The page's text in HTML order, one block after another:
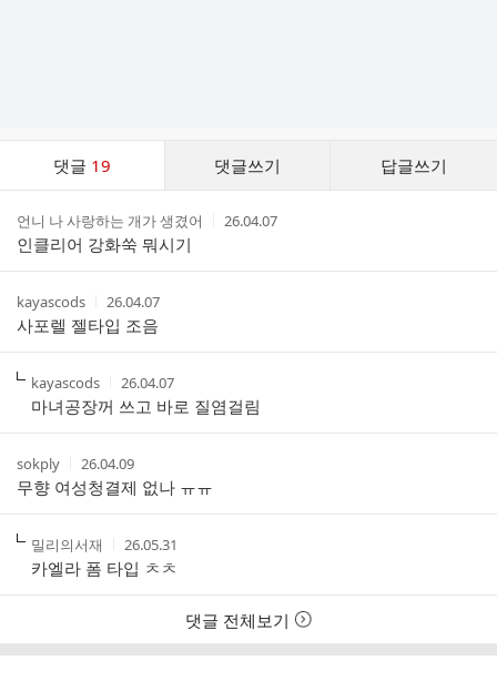
댓글 19 댓글쓰기 답글쓰기
스
작
성
자
언니 나 사랑하는 개가 생겼어
작
간
26.04.07
인클리어 강화쑥 뭐시기
작
성
자
kayascods
작
성
시
간
26.04.07
사포렐 젤타입 조음
작
성
자
kayascods
작
성
시
간
26.04.07
마녀공장꺼 쓰고 바로 질염걸림
작
성
자
sokply
작
성
시
간
26.04.09
무향 여성청결제 없나 ㅠㅠ
작
성
자
밀리의서재
작
성
시
간
26.05.31
카엘라 폼 타입 ㅊㅊ
댓글 전체보기